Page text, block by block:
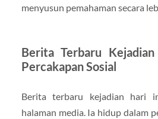
menyusun pemahaman secara
Berita Terbaru
Percakapan Sosial
Berita terbaru kejadian hari
halaman media. Ia hidup dalam